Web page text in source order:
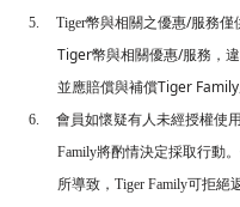
5.
Tiger幣與相關之優惠/服務僅
Tiger幣與相關優惠/服務，
並應賠償與補償Tiger Family
6.
會員如懷疑有人未經授權使用
Family將酌情決定採取行動
所導致， Tiger Family可拒絕